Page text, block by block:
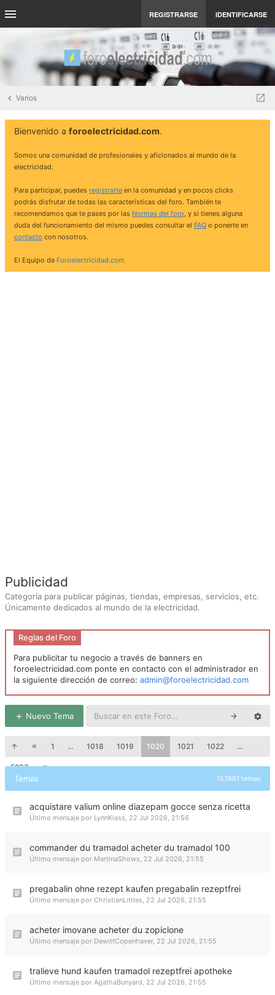
REGISTRARSE IDENTIFICARSE
Varios
Bienvenido a foroelectricidad.com.
Somos una comunidad de profesionales y aficionados al mundo de la
electricidad.
Para participar, puedes registrarte en la comunidad y en pocos clicks
podrás disfrutar de todas las características del foro. También te
recomendamos que te pases por las Normas del foro, y si tienes alguna
duda del funcionamiento del mismo puedes consultar el FAQ o ponerte en
contacto con nosotros.
El Equipo de Foroelectricidad.com
Publicidad
Categoría para publicar páginas, tiendas, empresas, servicios, etc.
Únicamente dedicados al mundo de la electricidad.
Reglas del Foro
Para publicitar tu negocio a través de banners en
foroelectricidad.com ponte en contacto con el administrador en
la siguiente dirección de correo: admin@foroelectricidad.com
Nuevo Tema
1 … 1018 1019 1020 1021 1022 …
5263
Temas 157861 temas
acquistare valium online diazepam gocce senza ricetta
Último mensaje por LynnKlass, 22 Jul 2026, 21:56
commander du tramadol acheter du tramadol 100
Último mensaje por MartinaShows, 22 Jul 2026, 21:55
pregabalin ohne rezept kaufen pregabalin rezeptfrei
Último mensaje por ChristianLittles, 22 Jul 2026, 21:55
acheter imovane acheter du zopiclone
Último mensaje por DewittCopenhaver, 22 Jul 2026, 21:55
tralieve hund kaufen tramadol rezeptfrei apotheke
Último mensaje por AgathaBunyard, 22 Jul 2026, 21:55